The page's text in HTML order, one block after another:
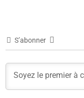
S’abonner